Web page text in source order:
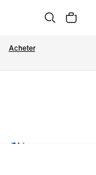
Acheter